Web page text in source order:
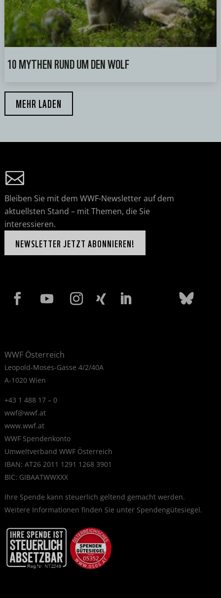
10 MYTHEN RUND UM DEN WOLF
MEHR LADEN
Bleiben Sie mit dem WWF-Newsletter auf dem
aktuellsten Stand – mit Themen, die Sie
interessieren.
NEWSLETTER JETZT ABONNIEREN!
WWF Österreich
Leopold-Moses-Gasse 4/2/40A
A-1020 Wien
+43 1 488 17 – 0
wwf@wwf.at
www.wwf.at
WWF Spendenkonto
Umweltverband WWF Österreich
IBAN: AT26 2011 1291 1268 3901
BIC: GIBAATWWXXX
Ihre Spende kann steuerlich geltend gemacht werden.
Weitere Informationen finden Sie unter Spendengütesiegel.